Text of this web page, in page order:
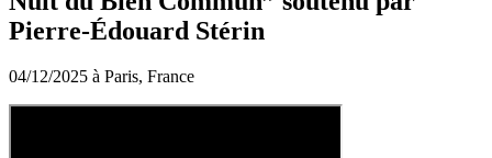
Pierre-Édouard Stérin
04/12/2025 à Paris, France